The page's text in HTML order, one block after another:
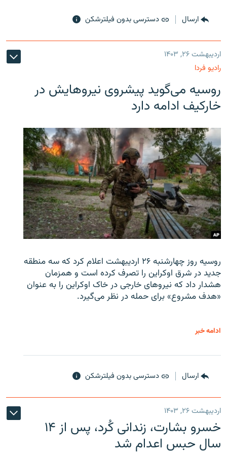
ارسال دسترسی بدون فیلترشکن
اردیبهشت ۲۶, ۱۴۰۳
رادیو فردا
روسیه می‌گوید پیشروی نیروهایش در
خارکیف ادامه دارد
روسیه روز چهارشنبه ۲۶ اردیبهشت اعلام کرد که سه منطقه
جدید در شرق اوکراین را تصرف کرده است و همزمان
هشدار داد که نیروهای خارجی در خاک اوکراین را به عنوان
«هدف مشروع» برای حمله در نظر می‌گیرد.
ادامه خبر
ارسال دسترسی بدون فیلترشکن
اردیبهشت ۲۶, ۱۴۰۳
خسرو بشارت، زندانی کُرد، پس از ۱۴
سال حبس اعدام شد